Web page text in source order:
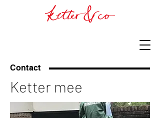
Contact
Ketter mee